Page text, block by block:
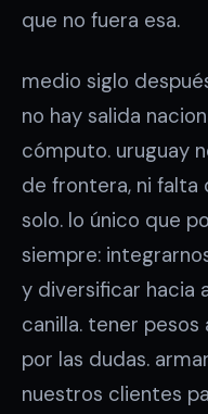
que no fuera esa.
medio siglo
no hay salida
cómputo. uruguay
de frontera, ni falta
solo. lo único que
siempre:
y diversificar hacia
canilla. tener
por las dudas.
nuestros clientes